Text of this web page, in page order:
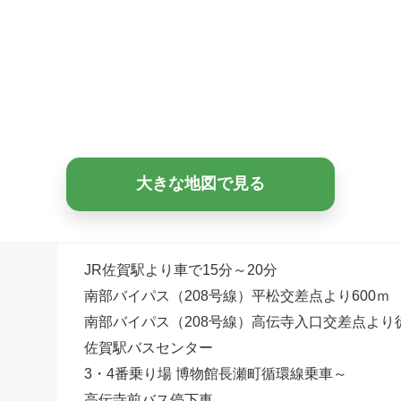
大きな地図で見る
JR佐賀駅より車で15分～20分
南部バイパス（208号線）平松交差点より600ｍ
南部バイパス（208号線）高伝寺入口交差点より
佐賀駅バスセンター
3・4番乗り場 博物館長瀬町循環線乗車～